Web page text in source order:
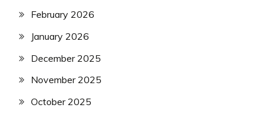
February 2026
January 2026
December 2025
November 2025
October 2025